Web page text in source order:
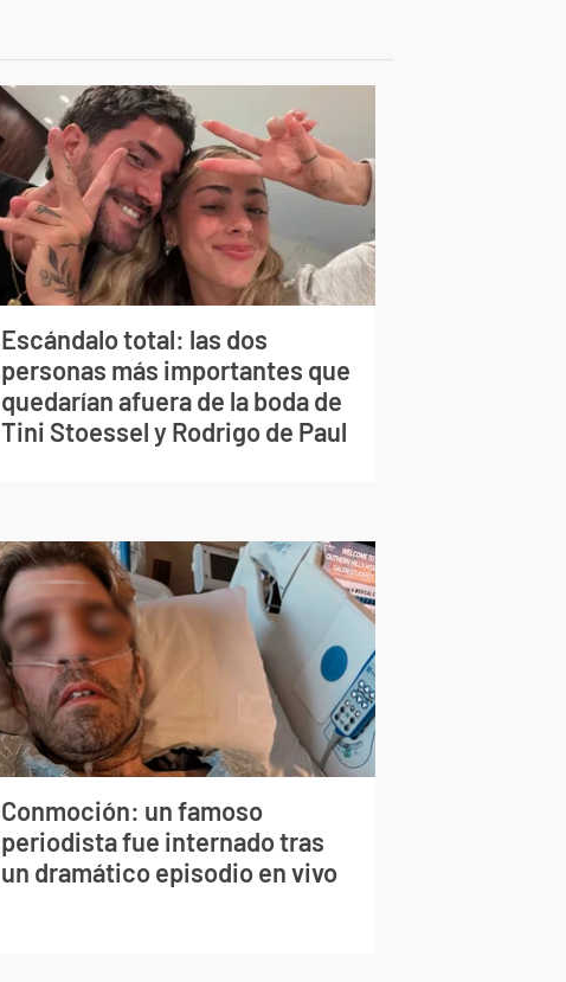
Escándalo total: las dos
personas más importantes que
quedarían afuera de la boda de
Tini Stoessel y Rodrigo de Paul
Conmoción: un famoso
periodista fue internado tras
un dramático episodio en vivo